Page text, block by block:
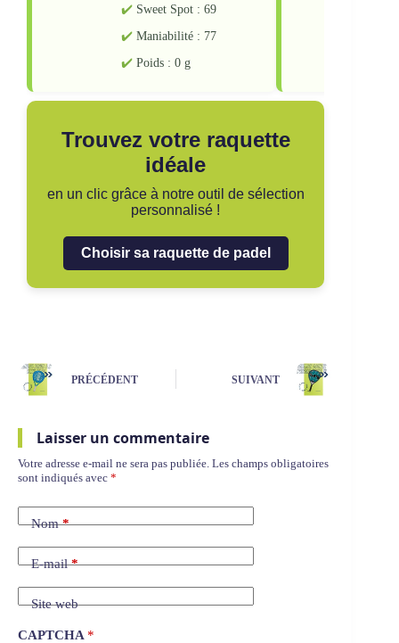
Sweet Spot : 69
Maniabilité : 77
Poids : 0 g
Trouvez votre raquette
idéale
en un clic grâce à notre outil de sélection
personnalisé !
Choisir sa raquette de padel
PRÉCÉDENT SUIVANT
Laisser un commentaire
Votre adresse e-mail ne sera pas publiée. Les champs obligatoires
sont indiqués avec *
Nom*
E-mail*
Site web
CAPTCHA *